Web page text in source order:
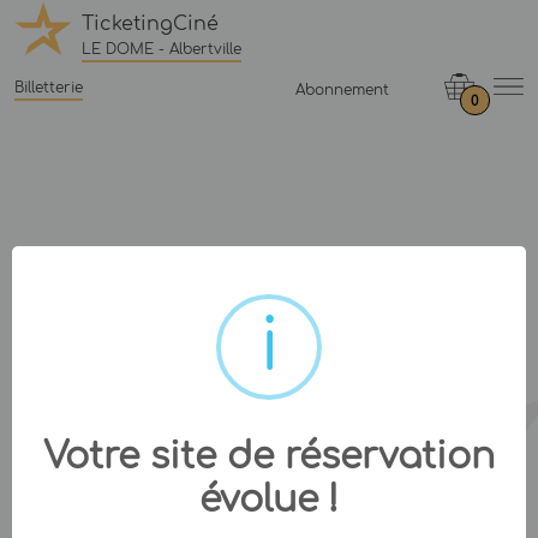
TicketingCiné
LE DOME - Albertville
Billetterie Abonnement
0
Votre site de réservation
évolue !